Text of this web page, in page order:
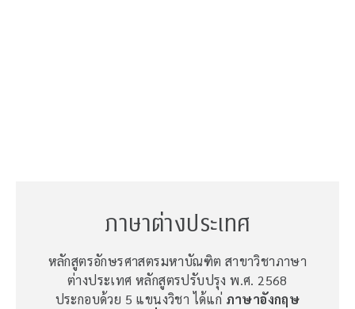
ภาษาต่างประเทศ
หลักสูตรอักษรศาสตรมหาบัณฑิต สาขาวิชาภาษา
ต่างประเทศ หลักสูตรปรับปรุง พ.ศ. 2568
ประกอบด้วย 5 แขนงวิชา ได้แก่ ภาษาอังกฤษ